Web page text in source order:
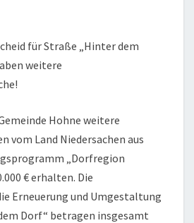
für Straße „Hinter dem
weitere
Hohne weitere
vom Land Niedersachen aus
„Dorfregion
€ erhalten. Die
Erneuerung und Umgestaltung
Dorf“ betragen insgesamt